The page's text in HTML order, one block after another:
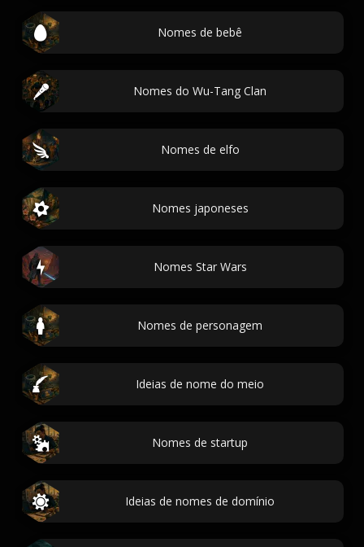
Nomes de bebê
Nomes do Wu-Tang Clan
Nomes de elfo
Nomes japoneses
Nomes Star Wars
Nomes de personagem
Ideias de nome do meio
Nomes de startup
Ideias de nomes de domínio